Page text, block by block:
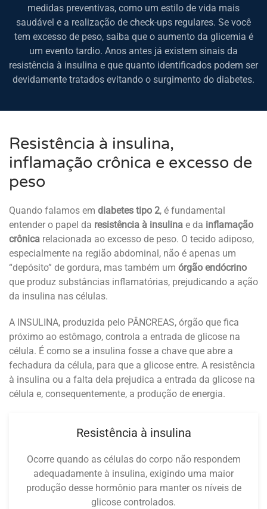
medidas preventivas, como um estilo de vida mais
saudável e a realização de check-ups regulares. Se você
tem excesso de peso, saiba que o aumento da glicemia é
um evento tardio. Anos antes já existem sinais da
resistência à insulina e que quanto identificados podem ser
devidamente tratados evitando o surgimento do diabetes.
Resistência à insulina,
inflamação crônica e excesso de
peso
Quando falamos em diabetes tipo 2, é fundamental
entender o papel da resistência à insulina e da inflamação
crônica relacionada ao excesso de peso. O tecido adiposo,
especialmente na região abdominal, não é apenas um
“depósito” de gordura, mas também um órgão endócrino
que produz substâncias inflamatórias, prejudicando a ação
da insulina nas células.
A INSULINA, produzida pelo PÂNCREAS, órgão que fica
próximo ao estômago, controla a entrada de glicose na
célula. É como se a insulina fosse a chave que abre a
fechadura da célula, para que a glicose entre. A resistência
à insulina ou a falta dela prejudica a entrada da glicose na
célula e, consequentemente, a produção de energia.
Resistência à insulina
Ocorre quando as células do corpo não respondem
adequadamente à insulina, exigindo uma maior
produção desse hormônio para manter os níveis de
glicose controlados.